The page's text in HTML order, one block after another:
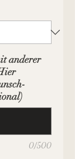
anderer
0/500